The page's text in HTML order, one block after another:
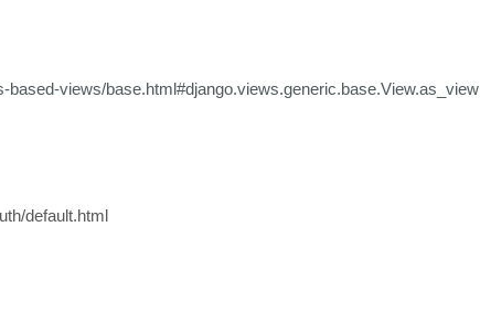
views/base.html#django.views.generic.base.View.as_view
default.html